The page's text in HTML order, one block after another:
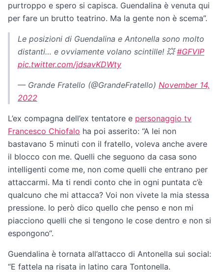
purtroppo e spero si capisca. Guendalina è venuta qui
per fare un brutto teatrino. Ma la gente non è scema”.
Le posizioni di Guendalina e Antonella sono molto
distanti… e ovviamente volano scintille! 💥#GFVIP
pic.twitter.com/jdsavKDWty
— Grande Fratello (@GrandeFratello) November 14,
2022
L’ex compagna dell’ex tentatore e personaggio tv
Francesco Chiofalo ha poi asserito: “A lei non
bastavano 5 minuti con il fratello, voleva anche avere
il blocco con me. Quelli che seguono da casa sono
intelligenti come me, non come quelli che entrano per
attaccarmi. Ma ti rendi conto che in ogni puntata c’è
qualcuno che mi attacca? Voi non vivete la mia stessa
pressione. Io però dico quello che penso e non mi
piacciono quelli che si tengono le cose dentro e non si
espongono“.
Guendalina è tornata all’attacco di Antonella sui social:
“E fattela na risata in latino cara Tontonella.